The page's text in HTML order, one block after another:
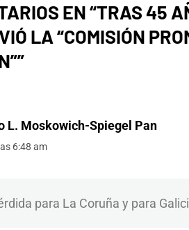
EN “TRAS 45
LA “COMISIÓN
”
L. Moskowich-Spiegel Pan
6:48 am
para La Coruña y para